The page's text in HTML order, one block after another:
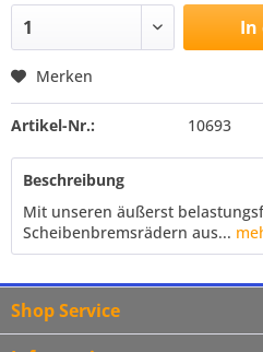
In
Merken
Artikel-Nr.: 10693
Beschreibung
Mit unseren äußerst
Scheibenbremsrädern aus...
Shop Service